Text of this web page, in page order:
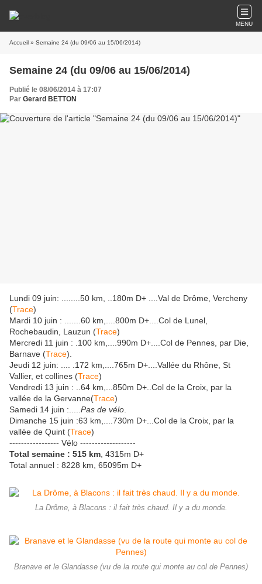
MENU
Accueil » Semaine 24 (du 09/06 au 15/06/2014)
Semaine 24 (du 09/06 au 15/06/2014)
Publié le 08/06/2014 à 17:07
Par Gerard BETTON
Lundi 09 juin: ........50 km, ..180m D+ ....Val de Drôme, Vercheny
(Trace)
Mardi 10 juin : .......60 km,....800m D+....Col de Lunel,
Rochebaudin, Lauzun (Trace)
Mercredi 11 juin : .100 km,....990m D+....Col de Pennes, par Die,
Barnave (Trace).
Jeudi 12 juin: .... .172 km,....765m D+....Vallée du Rhône, St
Vallier, et collines (Trace)
Vendredi 13 juin : ..64 km,...850m D+..Col de la Croix, par la
vallée de la Gervanne(Trace)
Samedi 14 juin :..... Pas de vélo
Dimanche 15 juin :63 km,....730m D+...Col de la Croix, par la
vallée de Quint (Trace)
----------------- Vélo -------------------
Total semaine : 515 km , 4315m D+
Total annuel : 8228 km, 65095m D+
La Drôme, à Blacons : il fait très chaud. Il y a du monde.
Branave et le Glandasse (vu de la route qui monte au col de Pennes)